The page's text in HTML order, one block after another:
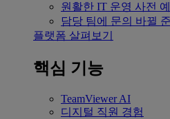
원활한 IT 운영 사전
담당 팀에 문의 바뀔
플랫폼 살펴보기
핵심 기능
TeamViewer AI
디지털 직원 경험